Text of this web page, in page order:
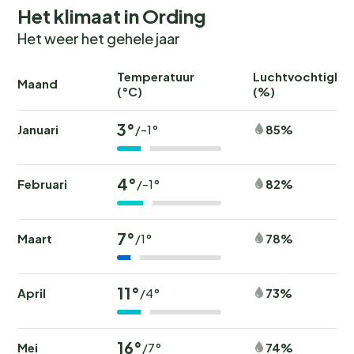
Het klimaat in Ording
Het weer het gehele jaar
Maand
Temperatuur
(°C)
(%)
Januari 3°/-1° 85%
Februari 4°/-1° 82%
Maart 7°/1° 78%
April 11°/4° 73%
Mei 16°/7° 74%